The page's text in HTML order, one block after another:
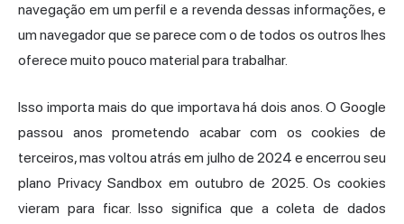
navegação em um perfil e a revenda dessas informações, e
um navegador que se parece com o de todos os outros lhes
oferece muito pouco material para trabalhar.
Isso importa mais do que importava há dois anos. O Google
passou anos prometendo acabar com os cookies de
terceiros, mas voltou atrás em julho de 2024 e encerrou seu
plano Privacy Sandbox em outubro de 2025. Os cookies
vieram para ficar. Isso significa que a coleta de dados